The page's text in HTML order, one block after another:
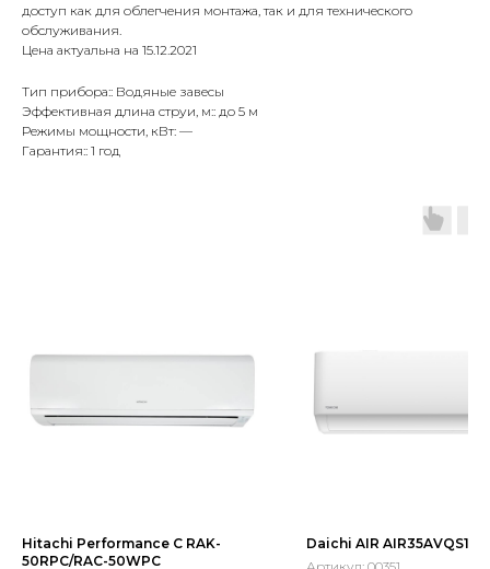
доступ как для облегчения монтажа, так и для технического
обслуживания.
Цена актуальна на 15.12.2021
Тип прибора:: Водяные завесы
Эффективная длина струи, м:: до 5 м
Режимы мощности, кВт: —
Гарантия:: 1 год
Hitachi Performance C RAK-
50RPC/RAC-50WPC
Daichi AIR AIR35AVQS1R